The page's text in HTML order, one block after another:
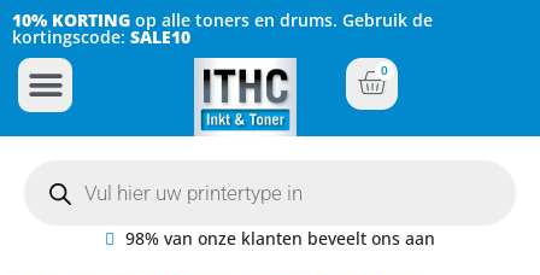
10% KORTING op alle toners en drums. Gebruik de
kortingscode: SALE10
0
98% van onze klanten beveelt ons aan